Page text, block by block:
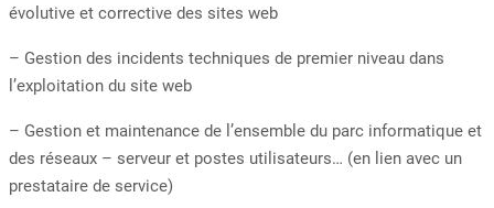
évolutive et corrective des sites web
– Gestion des incidents techniques de premier niveau dans
l’exploitation du site web
– Gestion et maintenance de l’ensemble du parc informatique et
des réseaux – serveur et postes utilisateurs… (en lien avec un
prestataire de service)